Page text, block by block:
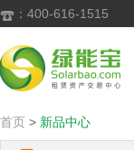
 ：400-616-1515
首页 > 新品中心